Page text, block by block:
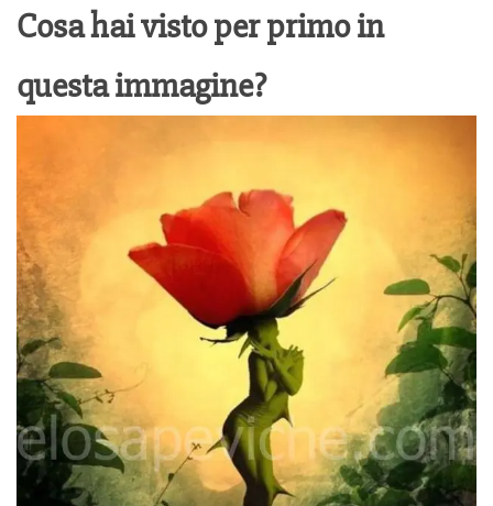
Cosa hai visto per primo in
questa immagine?